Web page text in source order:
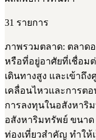
31 รายการ
ภาพรวมตลาด: ตลาด
หรือที่อยู่อาศัยที่เชื่อม
เดินทางสูง และเข้าถึ
เคลื่อนไหวและการต
การลงทุนในอสังหาริ
อสังหาริมทรัพย์ ขนา
ท่องเที่ยวสำคัญ ทำให้